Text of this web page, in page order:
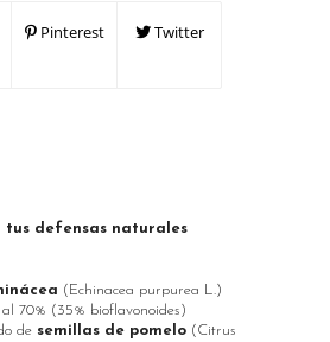
Pinterest Twitter
defensas naturales
(Echinacea purpurea L.)
70% (35% bioflavonoides)
de semillas de pomelo(Citrus